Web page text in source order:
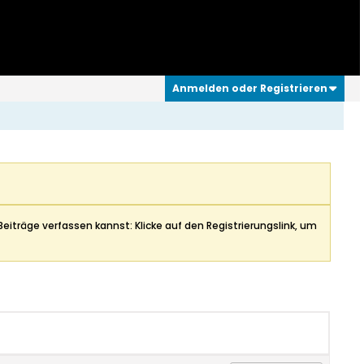
Anmelden oder Registrieren
verfassen kannst: Klicke auf den Registrierungslink, um